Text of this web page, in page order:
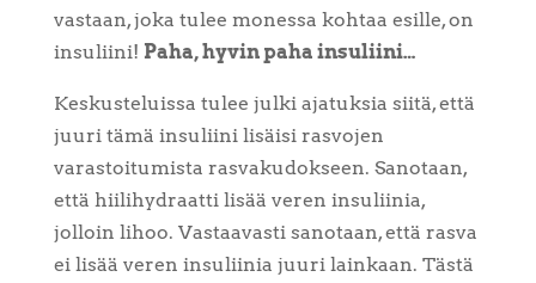
vastaan, joka tulee monessa kohtaa esille, on
insuliini! Paha, hyvin paha insuliini…
Keskusteluissa tulee julki ajatuksia siitä, että
juuri tämä insuliini lisäisi rasvojen
varastoitumista rasvakudokseen. Sanotaan,
että hiilihydraatti lisää veren insuliinia,
jolloin lihoo. Vastaavasti sanotaan, että rasva
ei lisää veren insuliinia juuri lainkaan. Tästä